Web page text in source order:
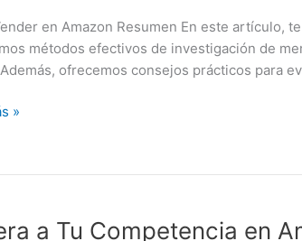
en Amazon Resumen En este artículo,
métodos efectivos de investigación de
ofrecemos consejos prácticos para
»
a Tu Competencia en